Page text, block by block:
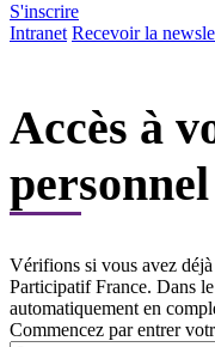
S'inscrire
Intranet Recevoir la
Accès à
personnel
Vérifions si vous avez
Participatif France. Dans
automatiquement en
Commencez par entrer